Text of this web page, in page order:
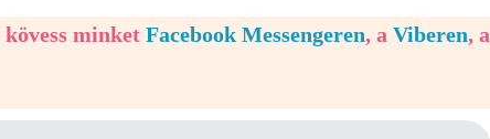
kövess minket Facebook Messengeren, a Viberen, a